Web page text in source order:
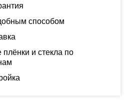
способом
и стекла по